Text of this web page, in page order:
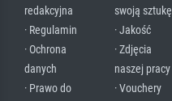
redakcyjna
· Regulamin
· Ochrona
danych
· Prawo do
swoją sztukę
· Jakość
· Zdjęcia
naszej pracy
· Vouchery